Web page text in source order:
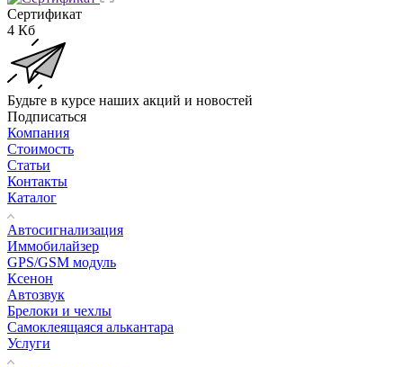
Сертификат
4 Кб
Будьте в курсе наших акций и новостей
Подписаться
Компания
Стоимость
Статьи
Контакты
Каталог
Автосигнализация
Иммобилайзер
GPS/GSM модуль
Ксенон
Автозвук
Брелоки и чехлы
Самоклеящаяся алькантара
Услуги